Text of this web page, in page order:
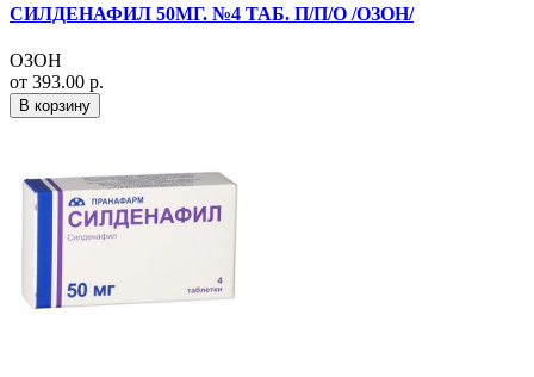
СИЛДЕНАФИЛ 50МГ. №4 ТАБ. П/П/О /ОЗОН/
ОЗОН
от 393.00 р.
В корзину